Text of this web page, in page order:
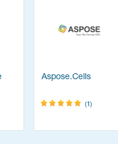
Aspose.Cells
(1)